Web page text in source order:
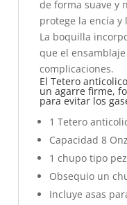
de forma suave y
protege la encía y
La boquilla
que el
complicaciones.
El Tetero anticolico
un agarre firme,
para evitar los
1 Tetero
Capacidad 8 Onz
1 chupo tipo
Obsequio un
Incluye asas